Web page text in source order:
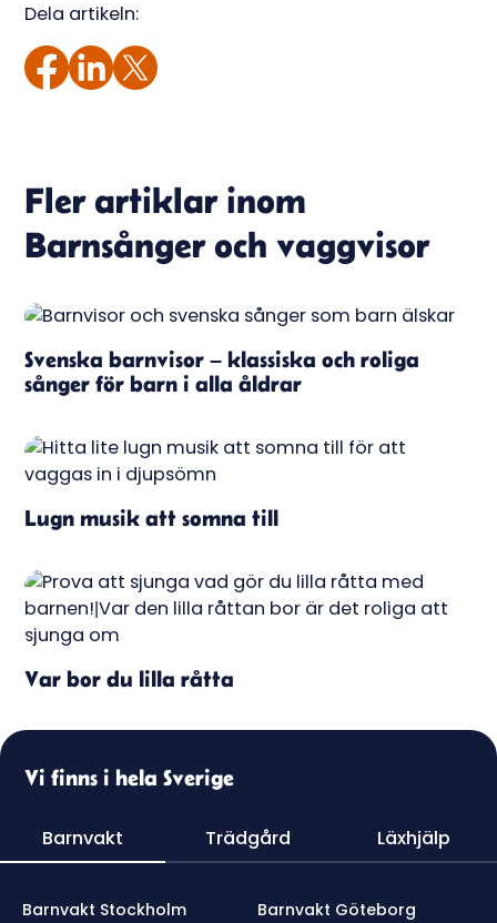
Dela artikeln:
Fler artiklar inom
Barnsånger och vaggvisor
Svenska barnvisor – klassiska och roliga
sånger för barn i alla åldrar
Lugn musik att somna till
Var bor du lilla råtta
Vi finns i hela Sverige
Barnvakt Trädgård Läxhjälp
Barnvakt Stockholm
Barnvakt Göteborg